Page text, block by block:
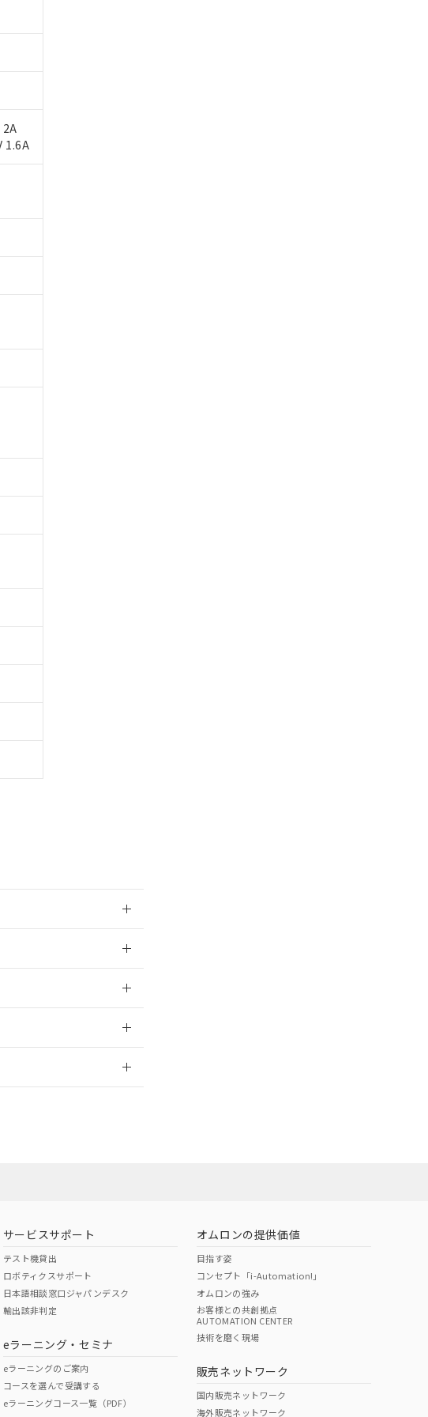
1.6A
O O
格認証/適合状況ページへ
ージからご検索ください
のオムロン制御機器販売店・
ご確認ください。
は開示しないようお願いしま
Webメンバーズにご登録され
当社および当社の共同利用者
で利用することをご了承くだ
同利用者の範囲」に記載されて
明するものではありません。
期間は出荷製品に未対応品が
。
す。
ェニルエーテル類) : 1000ppm、
チルベンジル) : 1000ppm、
な影響を及ぼさない年数を意
品（以下｢規制貨物等」とい
他武器並びにこれらの製造装
を当該第三者に通知します。
がある場合は、取り引きをい
客様担当のオムロン制御
サービスサポート
テスト機貸出
ロボティクスサポート
日本語相談窓口ジャパンデスク
輸出該非判定
eラーニング・セミナ
eラーニングのご案内
コースを選んで受講する
eラーニングコース一覧（PDF）
オムロンの提供価値
目指す姿
コンセプト「i-Automation!」
オムロンの強み
お客様との共創拠点
AUTOMATION CENTER
技術を磨く現場
販売ネットワーク
国内販売ネットワーク
海外販売ネットワーク